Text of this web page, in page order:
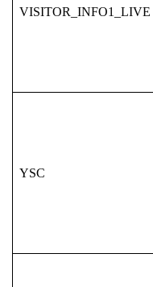
VISITOR_INFO1_LIVE
YSC